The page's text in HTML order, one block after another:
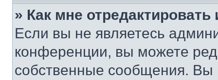
» Как мне
Если вы не являетесь
конференции, вы можете
собственные сообщения. Вы